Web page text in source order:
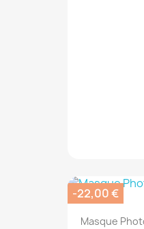
Masque
-22,00 €